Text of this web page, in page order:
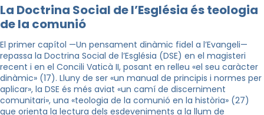
La Doctrina Social de l’Església és teologia
de la comunió
El primer capítol —Un pensament dinàmic fidel a l’Evangeli—
repassa la Doctrina Social de l’Església (DSE) en el magisteri
recent i en el Concili Vaticà II, posant en relleu «el seu caràcter
dinàmic» (17). Lluny de ser «un manual de principis i normes per
aplicar», la DSE és més aviat «un camí de discerniment
comunitari», una «teologia de la comunió en la història» (27)
que orienta la lectura dels esdeveniments a la llum de